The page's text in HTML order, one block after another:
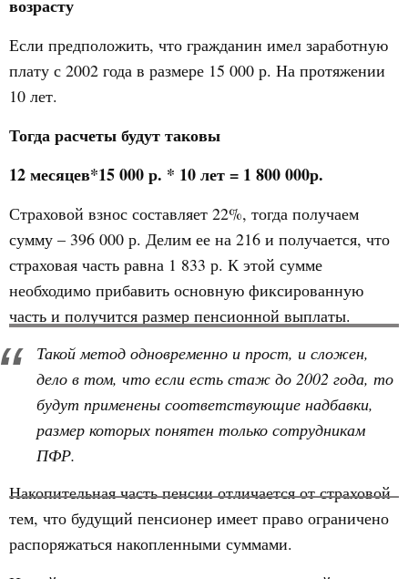
возрасту
Если предположить, что гражданин имел заработную
плату с 2002 года в размере 15 000 р. На протяжении
10 лет.
Тогда расчеты будут таковы
12 месяцев*15 000 р. * 10 лет = 1 800 000р.
Страховой взнос составляет 22%, тогда получаем
сумму – 396 000 р. Делим ее на 216 и получается, что
страховая часть равна 1 833 р. К этой сумме
необходимо прибавить основную фиксированную
часть и получится размер пенсионной выплаты.
Такой метод одновременно и прост, и сложен,
дело в том, что если есть стаж до 2002 года, то
будут применены соответствующие надбавки,
размер которых понятен только сотрудникам
ПФР.
Накопительная часть пенсии отличается от страховой
тем, что будущий пенсионер имеет право ограничено
распоряжаться накопленными суммами.